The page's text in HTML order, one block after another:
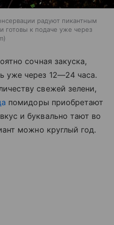
радуют пикантным
готовы к подаче уже через
сочная закуска,
уже через 12—24 часа.
свежей зелени,
помидоры приобретают
и буквально тают во
можно круглый год.